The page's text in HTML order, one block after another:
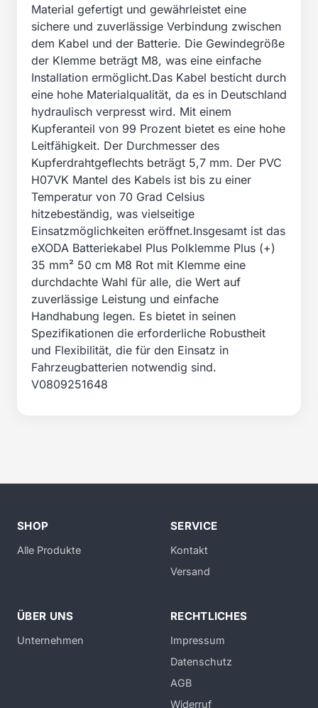
Material gefertigt und gewährleistet eine
sichere und zuverlässige Verbindung zwischen
dem Kabel und der Batterie. Die Gewindegröße
der Klemme beträgt M8, was eine einfache
Installation ermöglicht.Das Kabel besticht durch
eine hohe Materialqualität, da es in Deutschland
hydraulisch verpresst wird. Mit einem
Kupferanteil von 99 Prozent bietet es eine hohe
Leitfähigkeit. Der Durchmesser des
Kupferdrahtgeflechts beträgt 5,7 mm. Der PVC
H07VK Mantel des Kabels ist bis zu einer
Temperatur von 70 Grad Celsius
hitzebeständig, was vielseitige
Einsatzmöglichkeiten eröffnet.Insgesamt ist das
eXODA Batteriekabel Plus Polklemme Plus (+)
35 mm² 50 cm M8 Rot mit Klemme eine
durchdachte Wahl für alle, die Wert auf
zuverlässige Leistung und einfache
Handhabung legen. Es bietet in seinen
Spezifikationen die erforderliche Robustheit
und Flexibilität, die für den Einsatz in
Fahrzeugbatterien notwendig sind.
V0809251648
SHOP
Alle Produkte
SERVICE
Kontakt
Versand
ÜBER UNS
Unternehmen
RECHTLICHES
Impressum
Datenschutz
AGB
Widerruf